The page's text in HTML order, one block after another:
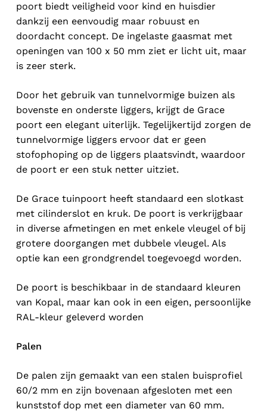
Geen producten in de winkelwagen.
Go to shop
poort biedt veiligheid voor kind en huisdier
dankzij een eenvoudig maar robuust en
doordacht concept. De ingelaste gaasmat met
openingen van 100 x 50 mm ziet er licht uit, maar
is zeer sterk.
Door het gebruik van tunnelvormige buizen als
bovenste en onderste liggers, krijgt de Grace
poort een elegant uiterlijk. Tegelijkertijd zorgen de
tunnelvormige liggers ervoor dat er geen
stofophoping op de liggers plaatsvindt, waardoor
de poort er een stuk netter uitziet.
De Grace tuinpoort heeft standaard een slotkast
met cilinderslot en kruk. De poort is verkrijgbaar
in diverse afmetingen en met enkele vleugel of bij
grotere doorgangen met dubbele vleugel. Als
optie kan een grondgrendel toegevoegd worden.
De poort is beschikbaar in de standaard kleuren
van Kopal, maar kan ook in een eigen, persoonlijke
RAL-kleur geleverd worden
Palen
De palen zijn gemaakt van een stalen buisprofiel
60/2 mm en zijn bovenaan afgesloten met een
kunststof dop met een diameter van 60 mm.